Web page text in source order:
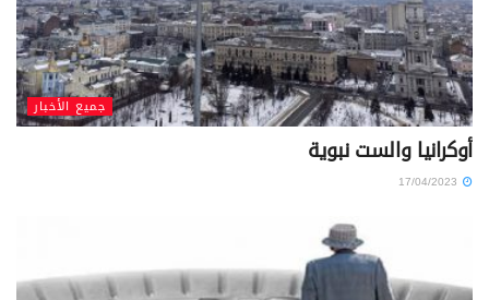
جميع الأخبار
أوكرانيا والست نبوية